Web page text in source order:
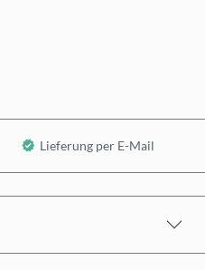
Lieferung per E-Mail